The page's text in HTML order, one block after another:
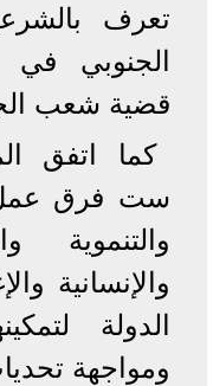
تعرف
قضية شعب
كما اتفق
ست فرق عمل
والتنموية
والإنسانية
الدولة
ومواجهة